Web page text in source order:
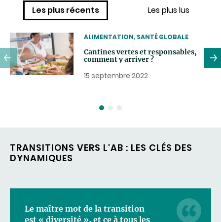
Les plus récents Les plus lus
THEMATIC
ALIMENTATION, SANTÉ GLOBALE
Cantines vertes et responsables,
comment y arriver ?
15 septembre 2022
TRANSITIONS VERS L'AB : LES CLÉS DES
DYNAMIQUES
Le maître mot de la transition
est « diversité », et ce à tous les